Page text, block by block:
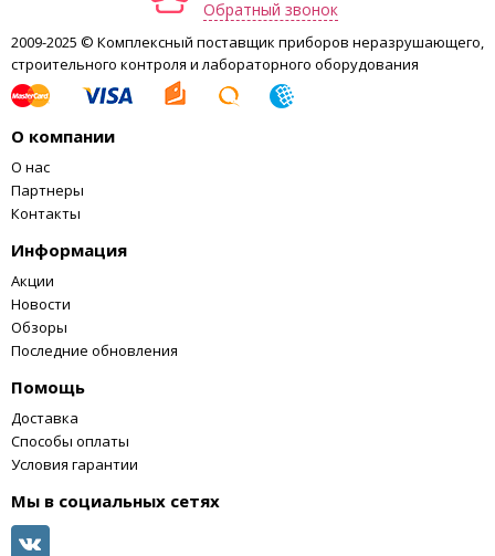
Обратный звонок
2009-2025 © Комплексный поставщик приборов неразрушающего,
строительного контроля и лабораторного оборудования
О компании
О нас
Партнеры
Контакты
Информация
Акции
Новости
Обзоры
Последние обновления
Помощь
Доставка
Способы оплаты
Условия гарантии
Мы в социальных сетях